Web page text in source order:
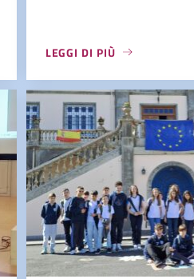
LEGGI DI PIÙ